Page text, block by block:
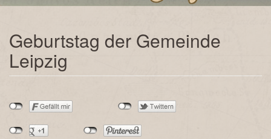
Geburtstag der Gemeinde
Leipzig